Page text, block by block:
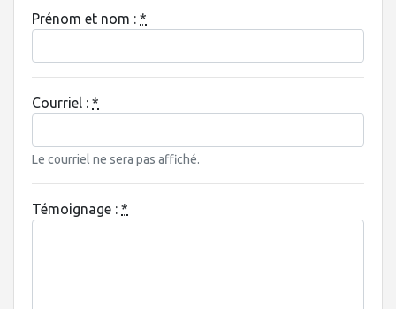
Prénom et nom : *
Courriel : *
Le courriel ne sera pas affiché.
Témoignage : *